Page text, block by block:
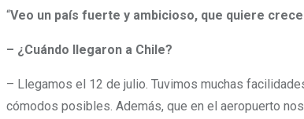
“Veo un país fuerte y ambicioso, que quiere
– ¿Cuándo llegaron a Chile?
– Llegamos el 12 de julio. Tuvimos muchas
cómodos posibles. Además, que en el aeropuerto